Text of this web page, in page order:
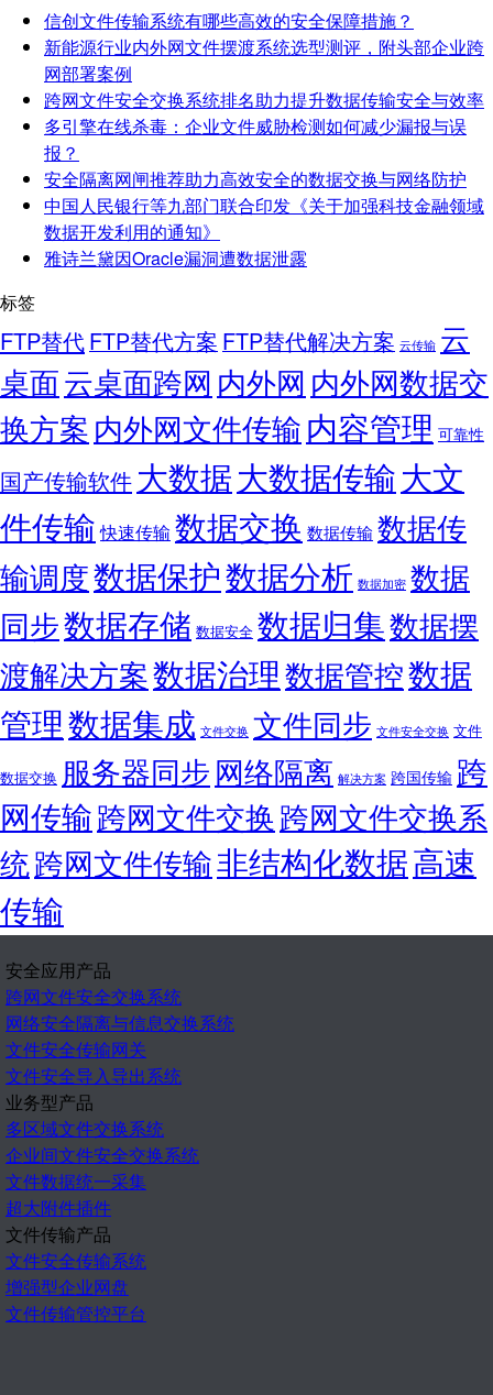
信创文件传输系统有哪些高效的安全保障措施？
新能源行业内外网文件摆渡系统选型测评，附头部企业跨
网部署案例
跨网文件安全交换系统排名助力提升数据传输安全与效率
多引擎在线杀毒：企业文件威胁检测如何减少漏报与误
报？
安全隔离网闸推荐助力高效安全的数据交换与网络防护
中国人民银行等九部门联合印发《关于加强科技金融领域
数据开发利用的通知》
雅诗兰黛因Oracle漏洞遭数据泄露
标签
FTP替代FTP替代方案 FTP替代解决方案 云传输 云
桌面云桌面跨网 内外网 内外网数据交
换方案内外网文件传输内容管理 可靠性
国产传输软件 大数据大数据传输大文
件传输 快速传输 数据交换 数据传输数据传
输调度数据保护数据分析 数据加密 数据
同步数据存储 数据安全 数据归集数据摆
渡解决方案数据治理数据管控数据
管理数据集成 文件交换 文件同步 文件安全交换 文件
数据交换 服务器同步网络隔离 解决方案 跨国传输 跨
网传输跨网文件交换跨网文件交换系
统跨网文件传输非结构化数据高速
传输
安全应用产品
跨网文件安全交换系统
网络安全隔离与信息交换系统
文件安全传输网关
文件安全导入导出系统
业务型产品
多区域文件交换系统
企业间文件安全交换系统
文件数据统一采集
超大附件插件
文件传输产品
文件安全传输系统
增强型企业网盘
文件传输管控平台